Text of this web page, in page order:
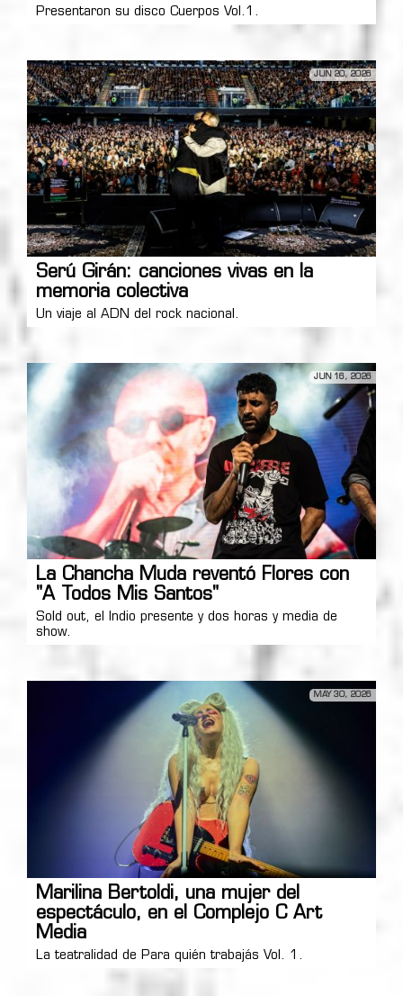
Presentaron su disco Cuerpos Vol.1.
JUN 20, 2026
Serú Girán: canciones vivas en la
memoria colectiva
Un viaje al ADN del rock nacional.
JUN 16, 2026
La Chancha Muda reventó Flores con
"A Todos Mis Santos"
Sold out, el Indio presente y dos horas y media de
show.
MAY 30, 2026
Marilina Bertoldi, una mujer del
espectáculo, en el Complejo C Art
Media
La teatralidad de Para quién trabajás Vol. 1.